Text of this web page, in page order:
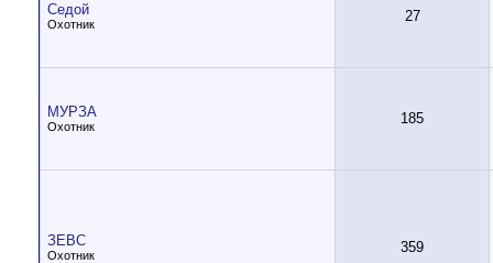
Седой
Охотник 27
МУРЗА
Охотник 185
ЗЕВС
Охотник 359